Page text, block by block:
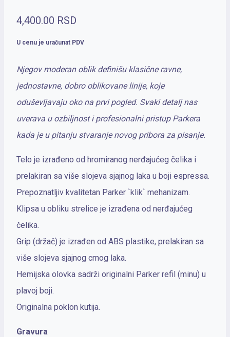
4,400.00 RSD
U cenu je uračunat PDV
Njegov moderan oblik definišu klasične ravne,
jednostavne, dobro oblikovane linije, koje
oduševljavaju oko na prvi pogled. Svaki detalj nas
uverava u ozbiljnost i profesionalni pristup Parkera
kada je u pitanju stvaranje novog pribora za pisanje.
Telo je izrađeno od hromiranog nerđajućeg čelika i
prelakiran sa više slojeva sjajnog laka u boji espressa.
Prepoznatljiv kvalitetan Parker `klik` mehanizam.
Klipsa u obliku strelice je izrađena od nerđajućeg
čelika.
Grip (držač) je izrađen od ABS plastike, prelakiran sa
više slojeva sjajnog crnog laka.
Hemijska olovka sadrži originalni Parker refil (minu) u
plavoj boji.
Originalna poklon kutija.
Gravura